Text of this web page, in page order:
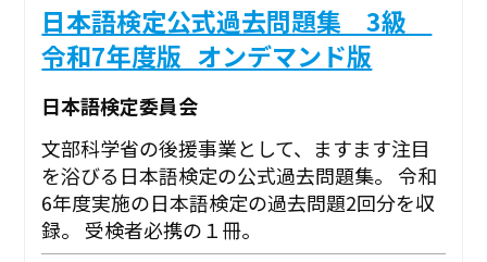
日本語検定公式過去問題集 3級
令和7年度版_オンデマンド版
日本語検定委員会
文部科学省の後援事業として、ますます注目
を浴びる日本語検定の公式過去問題集。 令和
6年度実施の日本語検定の過去問題2回分を収
録。 受検者必携の１冊。